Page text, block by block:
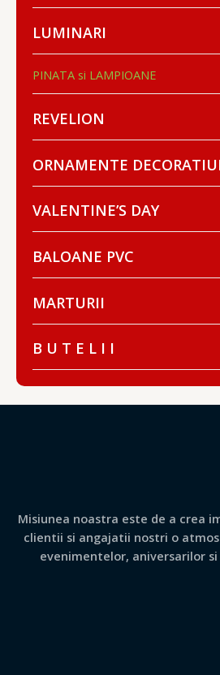
LUMINARI
PINATA si LAMPIOANE
REVELION
ORNAMENTE
VALENTINE’S DAY
BALOANE PVC
MARTURII
B U T E L I I
Misiunea noastra este de a crea
clientii si angajatii nostri o
evenimentelor, aniversarilor